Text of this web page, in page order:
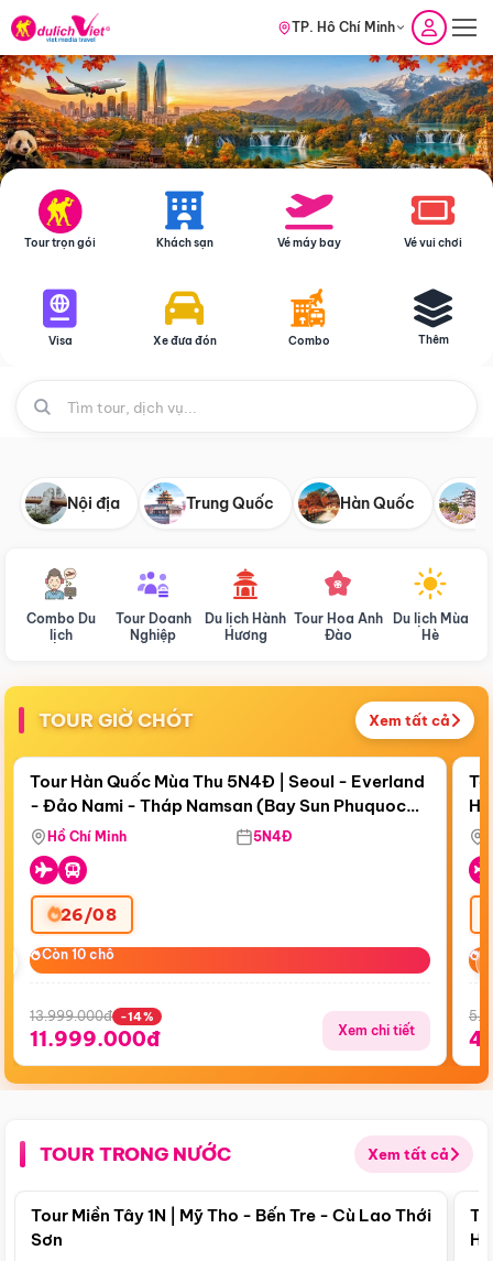
TP. Hồ Chí Minh
Tour trọn gói Khách sạn Vé máy bay Vé vui chơi
Visa Xe đưa đón Combo Thêm
Nội địa Trung Quốc Hàn Quốc
Combo Du
lịch
Tour Doanh
Nghiệp
Du lịch Hành
Hương
Tour Hoa Anh
Đào
Du lịch Mùa
Hè
TOUR GIỜ CHÓT Xem tất cả
Còn18 ngày 17:54:50
Bay Sun Phuquoc Airways
Điểm nổi bật
Tour Hàn Quốc Mùa Thu 5N4Đ | Seoul - Everland
- Đảo Nami - Tháp Namsan (Bay Sun Phuquoc
Airways)
Hồ Chí Minh 5N4Đ
26/08
Còn 10 chỗ
Còn 10 chỗ
13.999.000đ -14%
11.999.000đ Xem chi tiết
TOUR TRONG NƯỚC Xem tất cả
Điểm nổi bật
Tour Miền Tây 1N | Mỹ Tho - Bến Tre - Cù Lao Thới
Sơn